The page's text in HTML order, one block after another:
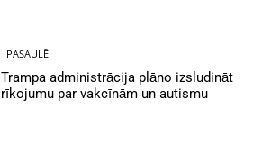
PASAULĒ
Trampa administrācija plāno izsludināt
rīkojumu par vakcīnām un autismu